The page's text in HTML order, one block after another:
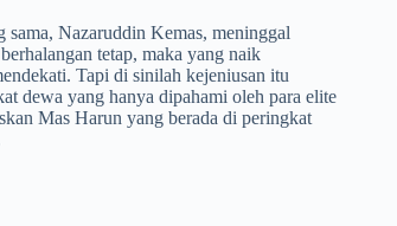
sama, Nazaruddin Kemas, meninggal
tetap, maka yang naik
Tapi di sinilah kejeniusan itu
dewa yang hanya dipahami oleh para elite
Mas Harun yang berada di peringkat